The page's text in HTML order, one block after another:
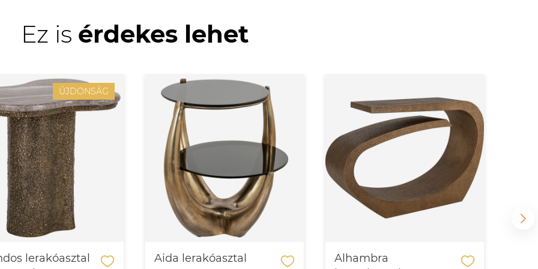
Ez is érdekes lehet
ÚJDONSÁG
lerakóasztal
Aida lerakóasztal
Alhambra